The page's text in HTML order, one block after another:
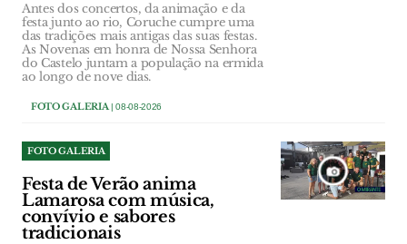
Antes dos concertos, da animação e da
festa junto ao rio, Coruche cumpre uma
das tradições mais antigas das suas festas.
As Novenas em honra de Nossa Senhora
do Castelo juntam a população na ermida
ao longo de nove dias.
FOTO GALERIA | 08-08-2026
FOTO GALERIA
Festa de Verão anima
Lamarosa com música,
convívio e sabores
tradicionais